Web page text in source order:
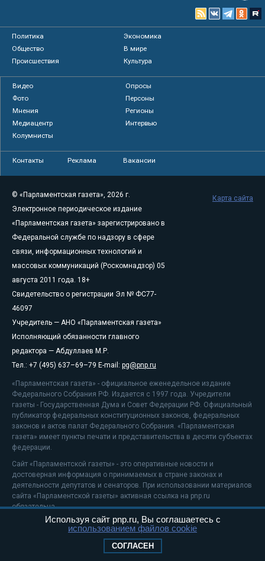
Политика
Экономика
Общество
В мире
Происшествия
Культура
Видео
Опросы
Фото
Персоны
Мнения
Регионы
Медиацентр
Интервью
Колумнисты
Контакты Реклама Вакансии
© «Парламентская газета», 2026 г.
Электронное периодическое издание
«Парламентская газета» зарегистрировано в
Федеральной службе по надзору в сфере
связи, информационных технологий и
массовых коммуникаций (Роскомнадзор) 05
августа 2011 года. 18+
Свидетельство о регистрации Эл № ФС77-
46097
Учредитель — АНО «Парламентская газета»
Исполняющий обязанности главного
редактора — Абдуллаев М.Р.
Тел.: +7 (495) 637–69–79 E-mail: pg@pnp.ru
«Парламентская газета» - официальное еженедельное издание
Федерального Собрания РФ. Издается с 1997 года. Учредители
газеты - Государственная Дума и Совет Федерации РФ. Официальный
публикатор федеральных конституционных законов, федеральных
законов и актов палат Федерального Собрания. «Парламентская
газета» имеет пункты печати и представительства в десяти субъектах
федерации.
Сайт «Парламентской газеты» - это оперативные новости и
достоверная информация о принимаемых в стране законах и
деятельности депутатов и сенаторов. При использовании материалов
сайта «Парламентской газеты» активная ссылка на pnp.ru
обязательна.
На информационном ресурсе применяютсярекомендательные
Положение о защите персональных данных
Карта сайта
Используя сайт pnp.ru, Вы соглашаетесь с
использованием файлов cookie
СОГЛАСЕН